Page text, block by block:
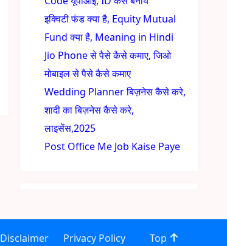
इक्विटी फंड क्या है, Equity Mutual
Fund क्या है, Meaning in Hindi
Jio Phone से पैसे कैसे कमाए, जिओ
मोबाइल से पैसे कैसे कमाए
Wedding Planner बिज़नेस कैसे करे,
शादी का बिज़नेस कैसे करे,
लाइसेंस,2025
Post Office Me Job Kaise Paye
Disclaimer Privacy Policy Top